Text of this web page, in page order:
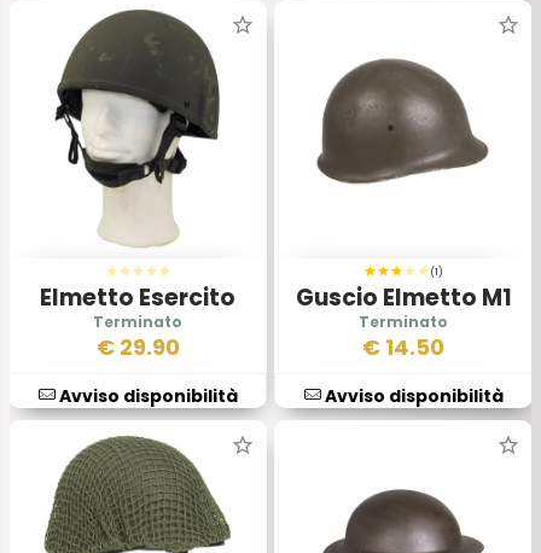
Elmetto Esercito
Inglese GSMK6
€ 29.90
Avviso disponibilità
(1)
Guscio Elmetto M1
Esercito Tedesco
con Calotta
€ 14.50
Avviso disponibilità